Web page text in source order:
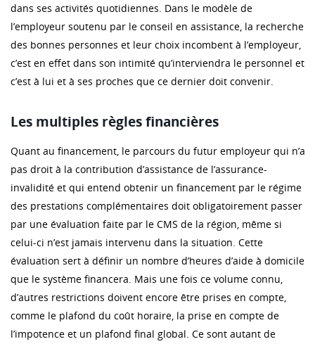
dans ses activités quotidiennes. Dans le modèle de
l’employeur soutenu par le conseil en assistance, la recherche
des bonnes personnes et leur choix incombent à l’employeur,
c’est en effet dans son intimité qu’interviendra le personnel et
c’est à lui et à ses proches que ce dernier doit convenir.
Les multiples règles financières
Quant au financement, le parcours du futur employeur qui n’a
pas droit à la contribution d’assistance de l’assurance-
invalidité et qui entend obtenir un financement par le régime
des prestations complémentaires doit obligatoirement passer
par une évaluation faite par le CMS de la région, même si
celui-ci n’est jamais intervenu dans la situation. Cette
évaluation sert à définir un nombre d’heures d’aide à domicile
que le système financera. Mais une fois ce volume connu,
d’autres restrictions doivent encore être prises en compte,
comme le plafond du coût horaire, la prise en compte de
l’impotence et un plafond final global. Ce sont autant de